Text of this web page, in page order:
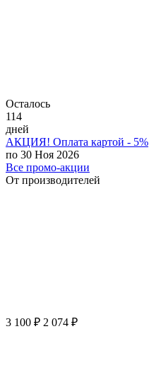
Осталось
114
дней
АКЦИЯ! Оплата картой - 5%
по 30 Ноя 2026
Все промо-акции
От производителей
3 100 ₽ 2 074 ₽